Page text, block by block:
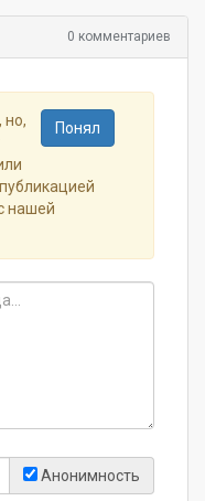
0 комментариев
Понял
нашей
Анонимность